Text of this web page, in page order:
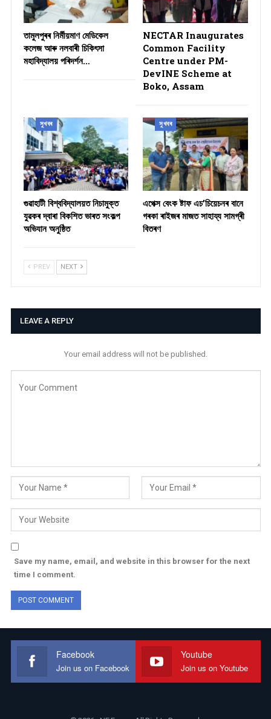
তামুলপুৰৰ নিৰ্মীয়মাণ মেডিকেল
কলেজ আৰু নলবাৰী চিকিৎসা
মহাবিদ্যালয় পৰিদৰ্শন…
NECTAR Inaugurates
Common Facility
Centre under PM-
DevINE Scheme at
Boko, Assam
সুখবৰ
গুৱাহাটী বিশ্ববিদ্যালয়ত নিচামুক্ত
যুৱকৰ দ্বাৰা বিকশিত ভাৰত সংকল্প
অভিযান অনুষ্ঠিত
সুখবৰ
​এপেক্স বেংক ষ্টাফ এচ’চিয়েচনৰ বানে
গৰকা ৰাইজৰ মাজত সাহায্য সামগ্ৰী
বিতৰণ ​
PREV NEXT
LEAVE A REPLY
Your email address will not be published.
Save my name, email, and website in this browser for the next
time I comment.
Facebook
Join us on Facebook
Youtube
Join us on Youtube